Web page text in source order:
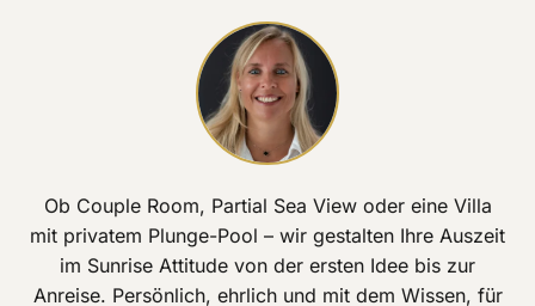
Ob Couple Room, Partial Sea View oder eine Villa
mit privatem Plunge-Pool – wir gestalten Ihre Auszeit
im Sunrise Attitude von der ersten Idee bis zur
Anreise. Persönlich, ehrlich und mit dem Wissen, für